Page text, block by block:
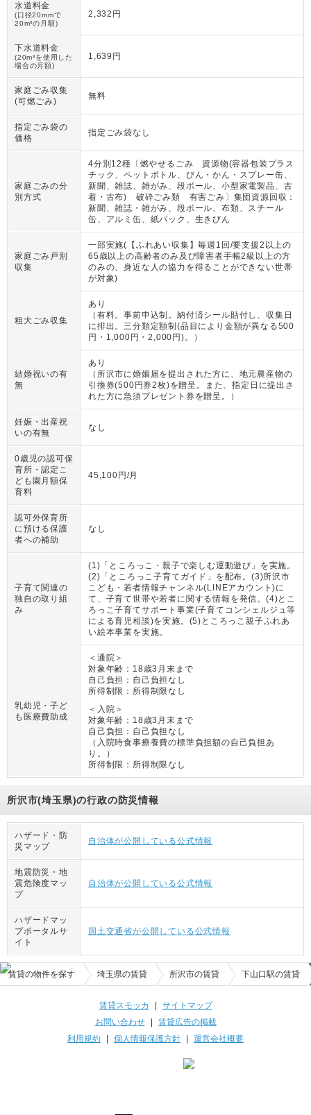
水道料金
(口径20mmで
20m³の月額)
2,332円
下水道料金
(20m³を使用した
場合の月額)
1,639円
家庭ごみ収集
(可燃ごみ)
無料
指定ごみ袋の
価格
指定ごみ袋なし
家庭ごみの分
別方式
4分別12種〔燃やせるごみ 資源物(容器包装プラス
チック、ペットボトル、びん・かん・スプレー缶、
新聞、雑誌、雑がみ、段ボール、小型家電製品、古
着・古布) 破砕ごみ類 有害ごみ〕集団資源回収：
新聞、雑誌・雑がみ、段ボール、布類、スチール
缶、アルミ缶、紙パック、生きびん
家庭ごみ戸別
収集
一部実施(【ふれあい収集】毎週1回/要支援2以上の
65歳以上の高齢者のみ及び障害者手帳2級以上の方
のみの、身近な人の協力を得ることができない世帯
が対象)
粗大ごみ収集
あり
（ 有料。事前申込制。納付済シール貼付し、収集日
に排出。三分類定額制(品目により金額が異なる500
円・1,000円・2,000円)。
）
結婚祝いの有
無
あり
（ 所沢市に婚姻届を提出された方に、地元農産物の
引換券(500円券2枚)を贈呈。また、指定日に提出さ
れた方に急須プレゼント券を贈呈。
）
妊娠・出産祝
いの有無
なし
0歳児の認可保
育所・認定こ
ども園月額保
育料
45,100円/月
認可外保育所
に預ける保護
者への補助
なし
子育て関連の
独自の取り組
み
(1)「ところっこ・親子で楽しむ運動遊び」を実施。
(2)「ところっこ子育てガイド」を配布。(3)所沢市
こども・若者情報チャンネル(LINEアカウント)に
て、子育て世帯や若者に関する情報を発信。(4)とこ
ろっこ子育てサポート事業(子育てコンシェルジュ等
による育児相談)を実施。(5)ところっこ親子ふれあ
い絵本事業を実施。
乳幼児・子ど
も医療費助成
＜通院＞
対象年齢： 18歳3月末まで
自己負担： 自己負担なし
所得制限： 所得制限なし
＜入院＞
対象年齢： 18歳3月末まで
自己負担： 自己負担なし
（ 入院時食事療養費の標準負担額の自己負担あ
り。
）
所得制限： 所得制限なし
所沢市(埼玉県)の行政の防災情報
ハザード・防
災マップ
自治体が公開している公式情報
地震防災・地
震危険度マッ
プ
自治体が公開している公式情報
ハザードマッ
プポータルサ
イト
国土交通省が公開している公式情報
賃貸の物件を探す 埼玉県の賃貸 所沢市の賃貸 下山口駅の賃貸
賃貸スモッカ
サイトマップ
お問い合わせ| 賃貸広告の掲載
利用規約
個人情報保護方針 運営会社概要